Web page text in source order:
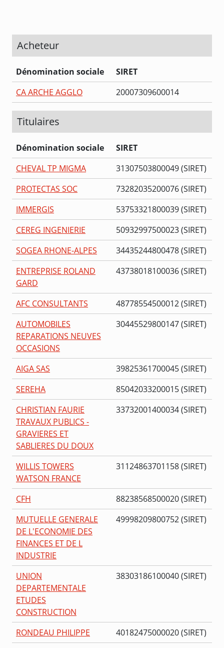
Acheteur
Dénomination sociale
SIRET
CA ARCHE AGGLO
20007309600014
Titulaires
Dénomination sociale
SIRET
CHEVAL TP MIGMA
31307503800049 (SIRET)
PROTECTAS SOC
73282035200076 (SIRET)
IMMERGIS
53753321800039 (SIRET)
CEREG INGENIERIE
50932997500023 (SIRET)
SOGEA RHONE-ALPES
34435244800478 (SIRET)
ENTREPRISE ROLAND
GARD
43738018100036 (SIRET)
AFC CONSULTANTS
48778554500012 (SIRET)
AUTOMOBILES
REPARATIONS NEUVES
OCCASIONS
30445529800147 (SIRET)
AIGA SAS
39825361700045 (SIRET)
SEREHA
85042033200015 (SIRET)
CHRISTIAN FAURIE
TRAVAUX PUBLICS -
GRAVIERES ET
SABLIERES DU DOUX
33732001400034 (SIRET)
WILLIS TOWERS
WATSON FRANCE
31124863701158 (SIRET)
CFH
88238568500020 (SIRET)
MUTUELLE GENERALE
DE L'ECONOMIE DES
FINANCES ET DE L
INDUSTRIE
49998209800752 (SIRET)
UNION
DEPARTEMENTALE
ETUDES
CONSTRUCTION
38303186100040 (SIRET)
RONDEAU PHILIPPE 40182475000020 (SIRET)